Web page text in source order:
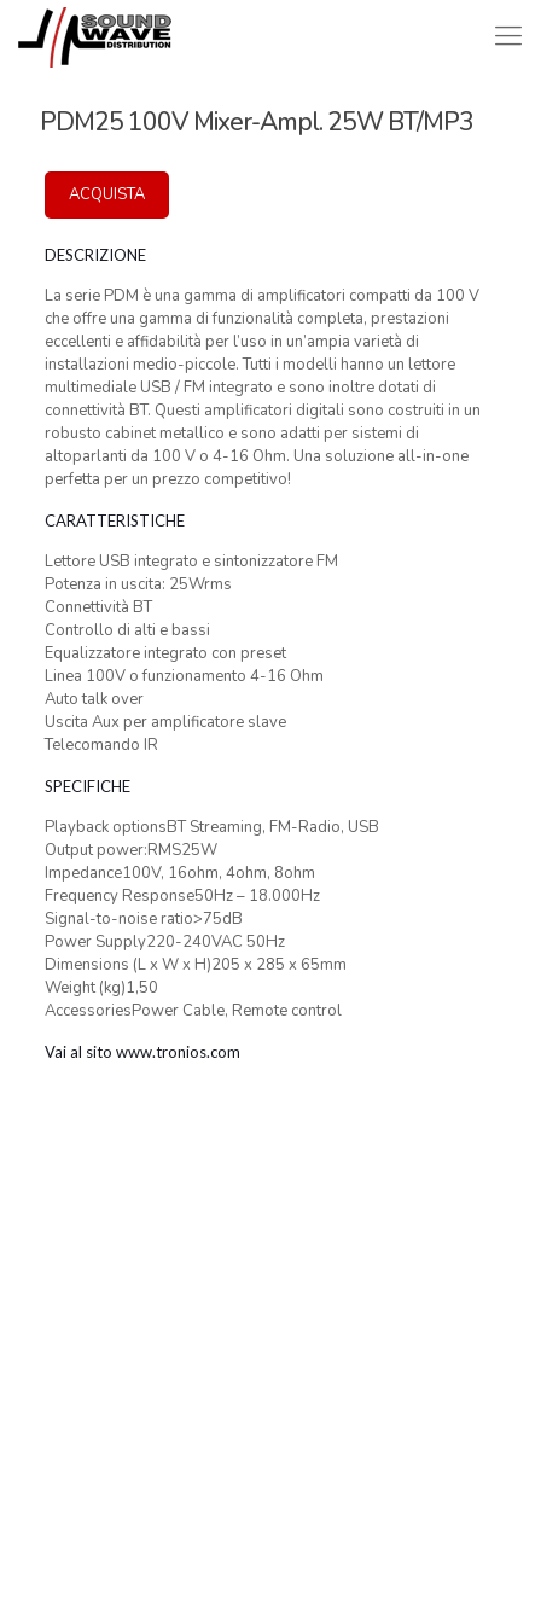
PDM25 100V Mixer-Ampl. 25W BT/MP3
ACQUISTA
DESCRIZIONE
La serie PDM è una gamma di amplificatori compatti da 100 V
che offre una gamma di funzionalità completa, prestazioni
eccellenti e affidabilità per l’uso in un’ampia varietà di
installazioni medio-piccole. Tutti i modelli hanno un lettore
multimediale USB / FM integrato e sono inoltre dotati di
connettività BT. Questi amplificatori digitali sono costruiti in un
robusto cabinet metallico e sono adatti per sistemi di
altoparlanti da 100 V o 4-16 Ohm. Una soluzione all-in-one
perfetta per un prezzo competitivo!
CARATTERISTICHE
Lettore USB integrato e sintonizzatore FM
Potenza in uscita: 25Wrms
Connettività BT
Controllo di alti e bassi
Equalizzatore integrato con preset
Linea 100V o funzionamento 4-16 Ohm
Auto talk over
Uscita Aux per amplificatore slave
Telecomando IR
SPECIFICHE
Playback optionsBT Streaming, FM-Radio, USB
Output power:RMS25W
Impedance100V, 16ohm, 4ohm, 8ohm
Frequency Response50Hz – 18.000Hz
Signal-to-noise ratio>75dB
Power Supply220-240VAC 50Hz
Dimensions (L x W x H)205 x 285 x 65mm
Weight (kg)1,50
AccessoriesPower Cable, Remote control
Vai al sito www.tronios.com